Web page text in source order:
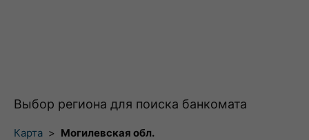
Выбор региона для поиска банкомата
Карта > Могилевская обл.